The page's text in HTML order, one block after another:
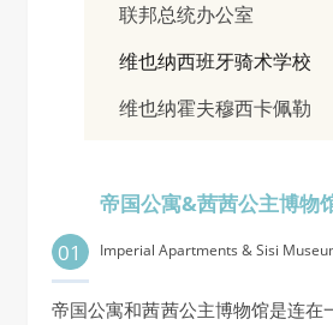
联邦总统办公室
维也纳西班牙骑术学校
维也纳霍夫穆西卡佩勒
01
帝国公寓&茜茜公主博物
Imperial Apartments & Sisi
帝国公寓和茜茜公主博物馆是连在